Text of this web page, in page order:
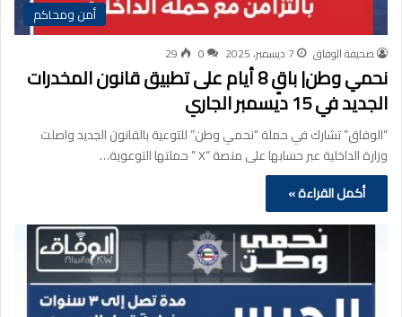
أمن ومحاكم
صحيفة الوفاق 7 ديسمبر، 2025 0
29
نحمي وطن| باقٍ 8 أيام على تطبيق قانون المخدرات
الجديد في 15 ديسمبر الجاري
“الوفاق” تشارك في حملة “نحمي وطن” للتوعية بالقانون الجديد واصلت
وزارة الداخلية عبر حسابها على منصة “X ” حملتها التوعوية…
أكمل القراءة »